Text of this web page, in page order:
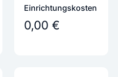
Einrichtungs­kosten
0,00 €